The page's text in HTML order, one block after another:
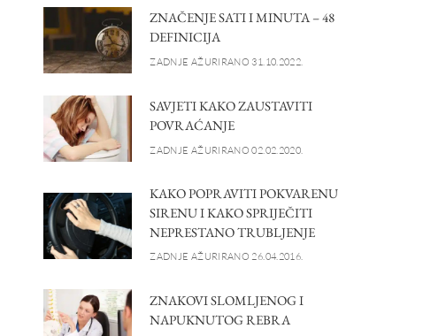
ZNAČENJE SATI I MINUTA – 48
DEFINICIJA
ZADNJE AŽURIRANO 31.10.2022.
SAVJETI KAKO ZAUSTAVITI
POVRAĆANJE
ZADNJE AŽURIRANO 02.02.2020.
KAKO POPRAVITI POKVARENU
SIRENU I KAKO SPRIJEČITI
NEPRESTANO TRUBLJENJE
ZADNJE AŽURIRANO 26.04.2016.
ZNAKOVI SLOMLJENOG I
NAPUKNUTOG REBRA